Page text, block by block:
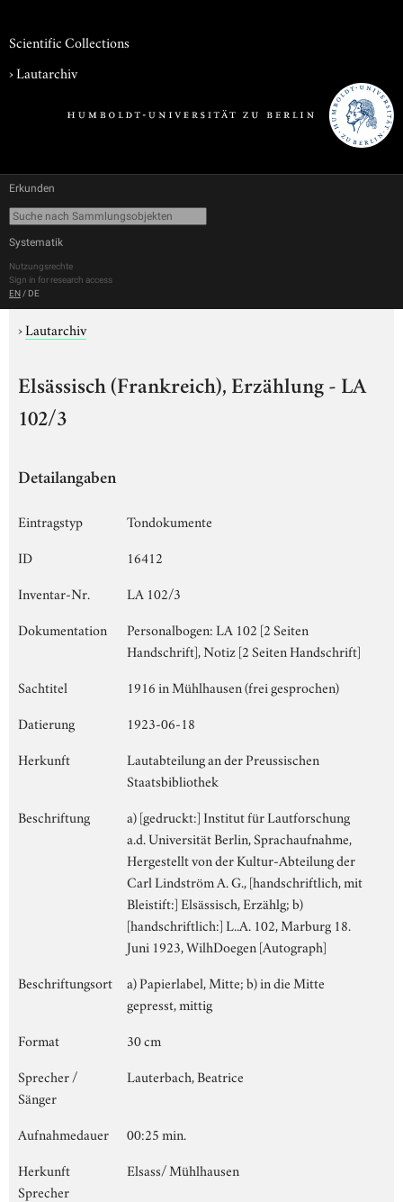
Scientific Collections
›Lautarchiv
Erkunden
Systematik
Nutzungsrechte
Sign in for research access
EN / DE
›Lautarchiv
Elsässisch (Frankreich), Erzählung - LA
102/3
Detailangaben
Eintragstyp
Tondokumente
ID
16412
Inventar-Nr.
LA 102/3
Dokumentation
Personalbogen: LA 102 [2 Seiten
Handschrift], Notiz [2 Seiten Handschrift]
Sachtitel
1916 in Mühlhausen (frei gesprochen)
Datierung
1923-06-18
Herkunft
Lautabteilung an der Preussischen
Staatsbibliothek
Beschriftung
a) [gedruckt:] Institut für Lautforschung
a.d. Universität Berlin, Sprachaufnahme,
Hergestellt von der Kultur-Abteilung der
Carl Lindström A. G., [handschriftlich, mit
Bleistift:] Elsässisch, Erzählg; b)
[handschriftlich:] L..A. 102, Marburg 18.
Juni 1923, WilhDoegen [Autograph]
Beschriftungsort
a) Papierlabel, Mitte; b) in die Mitte
gepresst, mittig
Format
30 cm
Sprecher /
Sänger
Lauterbach, Beatrice
Aufnahmedauer
00:25 min.
Herkunft
Sprecher
Elsass/ Mühlhausen